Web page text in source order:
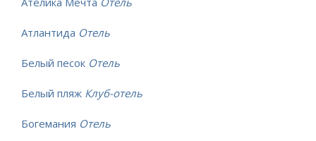
Атлантида Отель
Белый песок Отель
Белый пляж Клуб-отель
Богемания Отель